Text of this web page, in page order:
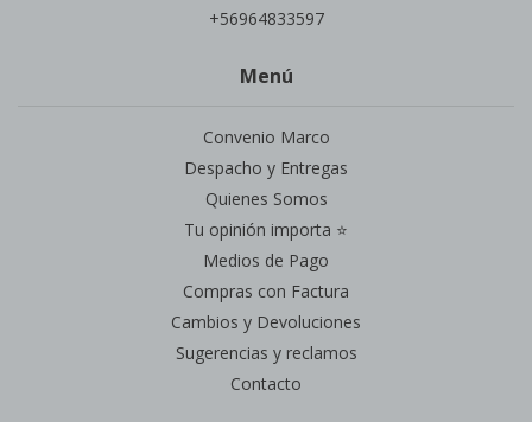
+56964833597
Menú
Convenio Marco
Despacho y Entregas
Quienes Somos
Tu opinión importa ⭐
Medios de Pago
Compras con Factura
Cambios y Devoluciones
Sugerencias y reclamos
Contacto